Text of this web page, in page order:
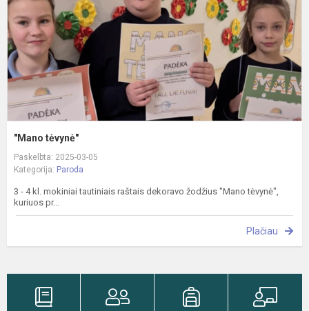
"Mano tėvynė"
Paskelbta: 2025-03-05
Kategorija: Paroda
3 - 4 kl. mokiniai tautiniais raštais dekoravo žodžius "Mano tėvynė",
kuriuos pr...
Plačiau